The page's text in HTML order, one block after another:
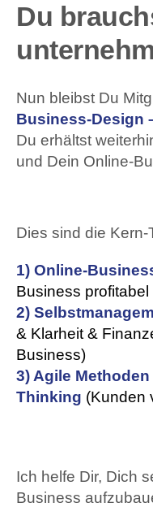
Du
Nun bleibst Du
Business-Design
Du erhältst
und Dein Online-
Dies sind die Kern-
1) Online-
Business
2)
& Klarheit &
Business)
3) Agile
Thinking (Kunden
Ich helfe Dir, Dich
Business